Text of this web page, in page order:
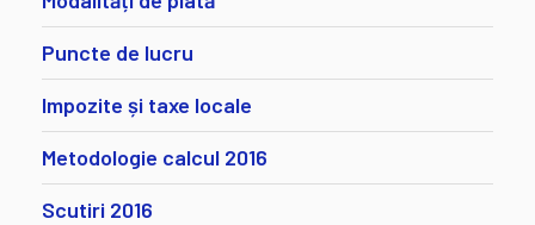
Puncte de lucru
Impozite și taxe locale
Metodologie calcul 2016
Scutiri 2016